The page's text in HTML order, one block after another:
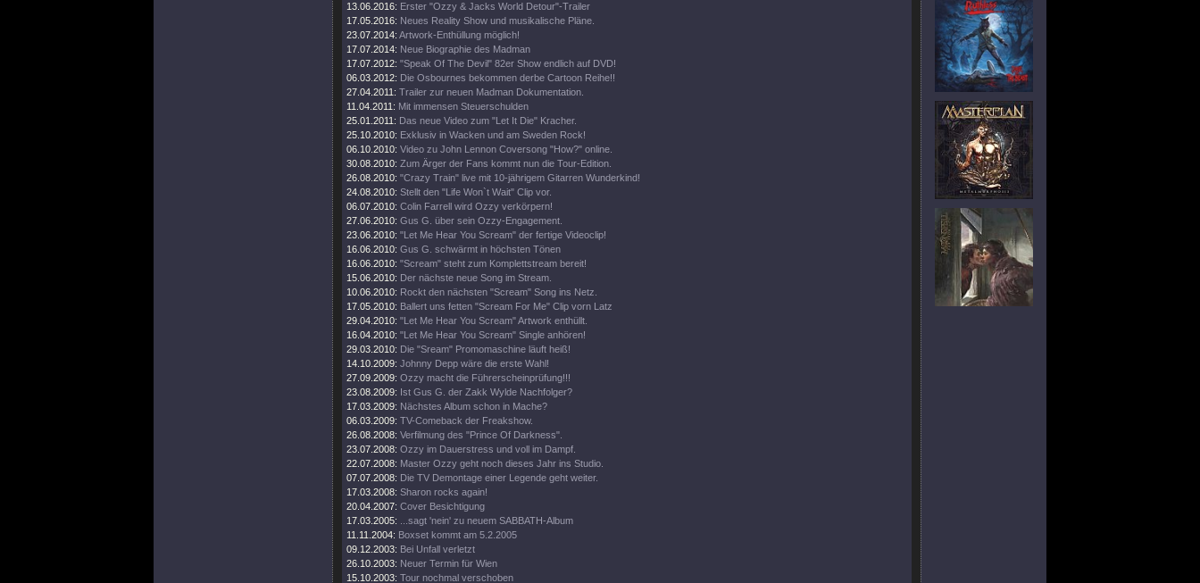
13.06.2016: Erster "Ozzy & Jacks World Detour"-Trailer
17.05.2016: Neues Reality Show und musikalische Pläne.
23.07.2014: Artwork-Enthüllung möglich!
17.07.2014: Neue Biographie des Madman
17.07.2012: "Speak Of The Devil" 82er Show endlich auf DVD!
06.03.2012: Die Osbournes bekommen derbe Cartoon Reihe!!
27.04.2011: Trailer zur neuen Madman Dokumentation.
11.04.2011: Mit immensen Steuerschulden
25.01.2011: Das neue Video zum "Let It Die" Kracher.
25.10.2010: Exklusiv in Wacken und am Sweden Rock!
06.10.2010: Video zu John Lennon Coversong "How?" online.
30.08.2010: Zum Ärger der Fans kommt nun die Tour-Edition.
26.08.2010: "Crazy Train" live mit 10-jährigem Gitarren Wunderkind!
24.08.2010: Stellt den "Life Won`t Wait" Clip vor.
06.07.2010: Colin Farrell wird Ozzy verkörpern!
27.06.2010: Gus G. über sein Ozzy-Engagement.
23.06.2010: "Let Me Hear You Scream" der fertige Videoclip!
16.06.2010: Gus G. schwärmt in höchsten Tönen
16.06.2010: "Scream" steht zum Komplettstream bereit!
15.06.2010: Der nächste neue Song im Stream.
10.06.2010: Rockt den nächsten "Scream" Song ins Netz.
17.05.2010: Ballert uns fetten "Scream For Me" Clip vorn Latz
29.04.2010: "Let Me Hear You Scream" Artwork enthüllt.
16.04.2010: "Let Me Hear You Scream" Single anhören!
29.03.2010: Die "Sream" Promomaschine läuft heiß!
14.10.2009: Johnny Depp wäre die erste Wahl!
27.09.2009: Ozzy macht die Führerscheinprüfung!!!
23.08.2009: Ist Gus G. der Zakk Wylde Nachfolger?
17.03.2009: Nächstes Album schon in Mache?
06.03.2009: TV-Comeback der Freakshow.
26.08.2008: Verfilmung des "Prince Of Darkness".
23.07.2008: Ozzy im Dauerstress und voll im Dampf.
22.07.2008: Master Ozzy geht noch dieses Jahr ins Studio.
07.07.2008: Die TV Demontage einer Legende geht weiter.
17.03.2008: Sharon rocks again!
20.04.2007: Cover Besichtigung
17.03.2005:
...sagt 'nein' zu neuem SABBATH-Album
11.11.2004: Boxset kommt am 5.2.2005
09.12.2003: Bei Unfall verletzt
26.10.2003: Neuer Termin für Wien
15.10.2003: Tour nochmal verschoben